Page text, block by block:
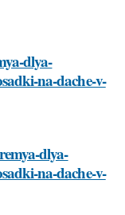
dlya-
na-dache-v-
dlya-
na-dache-v-